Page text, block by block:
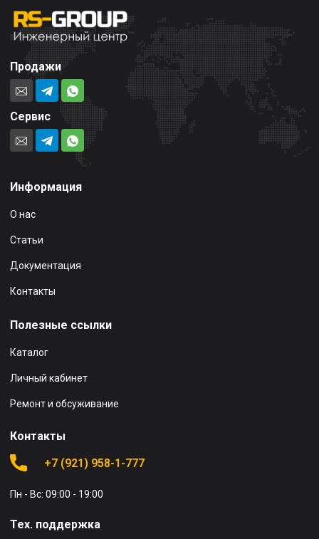
Продажи
Сервис
Информация
О нас
Статьи
Документация
Контакты
Полезные ссылки
Каталог
Личный кабинет
Ремонт и обсуживание
Контакты
+7 (921) 958-1-777
Пн - Вс: 09:00 - 19:00
Тех. поддержка